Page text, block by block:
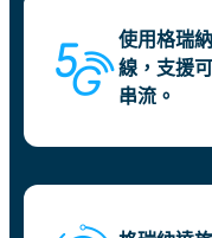
使用格瑞
線，支援
串流。